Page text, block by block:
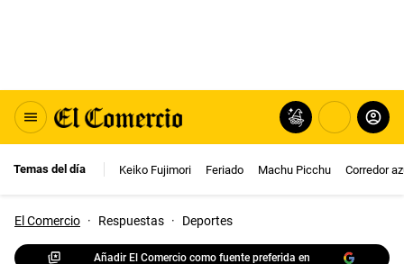
Temas del día Keiko Fujimori Feriado Machu Picchu Corredor
El Comercio · Respuestas · Deportes
Añadir El Comercio como fuente preferida en